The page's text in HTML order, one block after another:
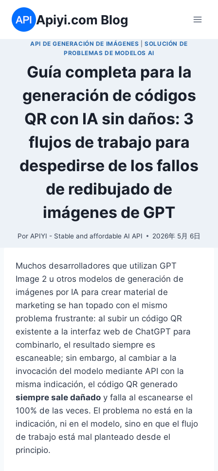
Saltar
contenido
Apiyi.com Blog
API DE GENERACIÓN DE IMÁGENES |SOLUCIÓN DE
PROBLEMAS DE MODELOS AI
Guía completa para la
generación de códigos
QR con IA sin daños: 3
flujos de trabajo para
despedirse de los fallos
de redibujado de
imágenes de GPT
Por APIYI - Stable and affordable AI API 2026年 5月 6日
Muchos desarrolladores que utilizan GPT
Image 2 u otros modelos de generación de
imágenes por IA para crear material de
marketing se han topado con el mismo
problema frustrante: al subir un código QR
existente a la interfaz web de ChatGPT para
combinarlo, el resultado siempre es
escaneable; sin embargo, al cambiar a la
invocación del modelo mediante API con la
misma indicación, el código QR generado
siempre sale dañado y falla al escanearse el
100% de las veces. El problema no está en la
indicación, ni en el modelo, sino en que el flujo
de trabajo está mal planteado desde el
principio.